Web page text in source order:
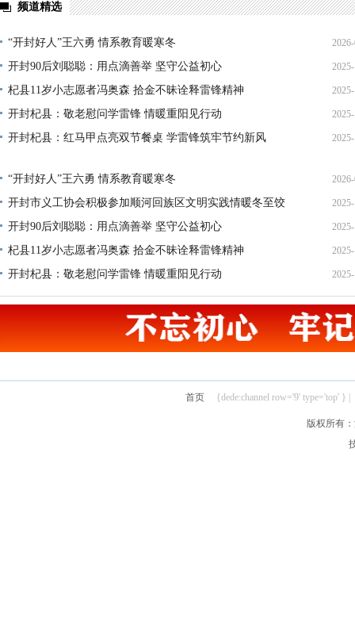
频道精选
“开封好人”王六勇 情系教育暖寒冬
开封90后刘聪聪：用点滴善举 坚守公益初心
杞县11岁小志愿者冯奥森 拾金不昧诠释雷锋精神
开封杞县：敬老慰问学雷锋 情暖重阳见行动
开封杞县：红马甲点亮双节餐桌 学雷锋筑牢节约新风
“开封好人”王六勇 情系教育暖寒冬
开封市义工协会积极参加顺河回族区文明实践情暖冬至饺
开封90后刘聪聪：用点滴善举 坚守公益初心
杞县11岁小志愿者冯奥森 拾金不昧诠释雷锋精神
开封杞县：敬老慰问学雷锋 情暖重阳见行动
首页 {dede:channel row='9' type='top' } |
版权所有